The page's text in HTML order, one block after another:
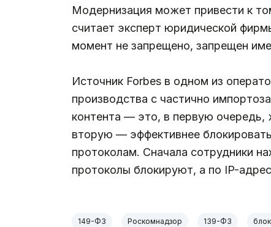
Модернизация может привести к
считает эксперт юридической
момент не запрещено, запрещен
Источник Forbes в одном из
производства с частично
контента — это, в первую очередь,
вторую — эффективнее
протоколам. Сначала сотрудники
протоколы блокируют, а по IP-
149-ФЗ Роскомнадзор 139-ФЗ